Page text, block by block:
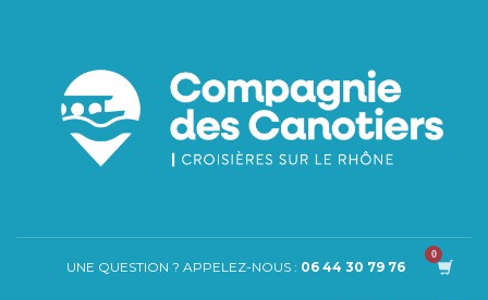
UNE QUESTION ? APPELEZ-NOUS : 06 44 30 79 76